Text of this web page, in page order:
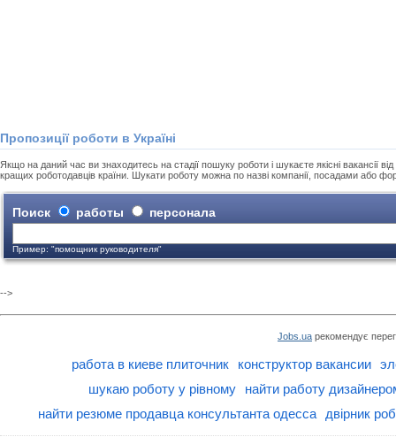
Пропозиції роботи в Україні
Якщо на даний час ви знаходитесь на стадії пошуку роботи і шукаєте якісні вакансії
кращих роботодавців країни. Шукати роботу можна по назві компанії, посадами або
Поиск работы персонала
Пример: "помощник руководителя"
-->
Jobs.ua рекомендує
работа в киеве плиточник конструктор вакансии
шукаю роботу у рівному
найти работу
найти резюме продавца консультанта одесса
двірник